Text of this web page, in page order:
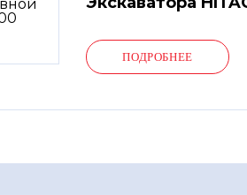
ПОДРОБНЕЕ